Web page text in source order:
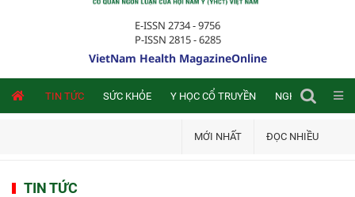
E-ISSN 2734 - 9756
P-ISSN 2815 - 6285
VietNam Health MagazineOnline
TIN TỨC SỨC KHỎE Y HỌC CỔ TRUYỀN NGHIÊN CỨU
MỚI NHẤT ĐỌC NHIỀU
TIN TỨC